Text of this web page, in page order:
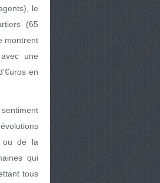
le
(65
montrent
une
en
ou de la
qui
tous